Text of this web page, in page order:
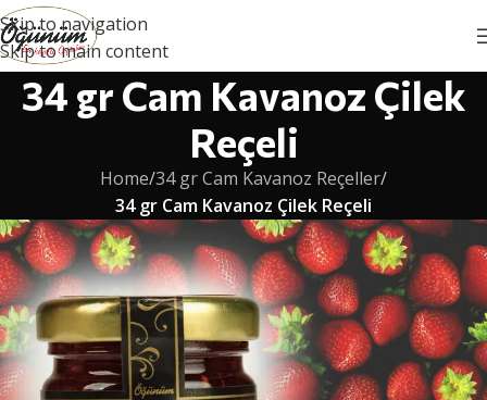
Skip to navigation
Skip to main content
34 gr Cam Kavanoz Çilek
Reçeli
Home/34 gr Cam Kavanoz Reçeller/
34 gr Cam Kavanoz Çilek Reçeli